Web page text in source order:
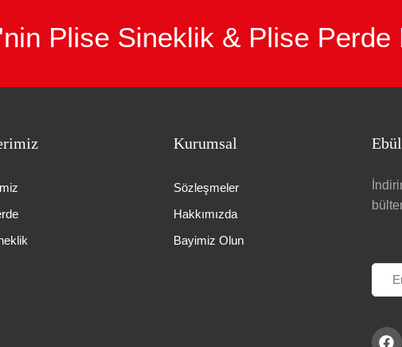
Plise Sineklik & Plise Perde
Kurumsal
Sözleşmeler
Hakkımızda
Bayimiz Olun